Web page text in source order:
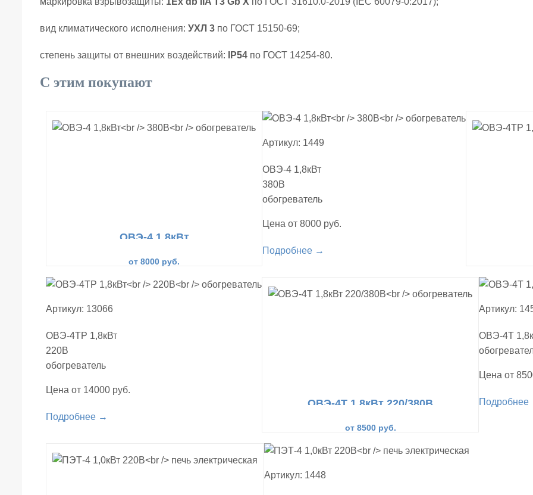
вид климатического исполнения: УХЛ 3 по ГОСТ 15150-69;
степень защиты от внешних воздействий: IP54 по ГОСТ 14254-80.
С этим покупают
ОВЭ-4 1,8кВт
обогреватель
от 8000 руб.
Артикул: 1449
ОВЭ-4 1,8кВт
380В
обогреватель
Цена от 8000 руб.
Подробнее →
Артикул: 13066
ОВЭ-4ТР 1,8кВт
220В
обогреватель
Цена от 14000 руб.
Подробнее →
ОВЭ-4Т 1,8кВт 220/380В
от 8500 руб.
Артикул:
ОВЭ-4Т
Цена от
Артикул: 1448